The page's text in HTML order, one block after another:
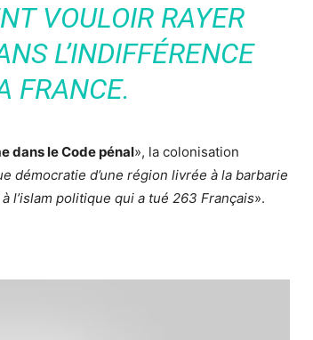
VOULOIR RAYER
L’INDIFFÉRENCE
FRANCE.
dans le Code pénal», la colonisation
démocratie d’une région livrée à la barbarie
l’islam politique qui a tué 263 Français».